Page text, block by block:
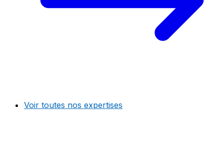
Voir toutes nos expertises